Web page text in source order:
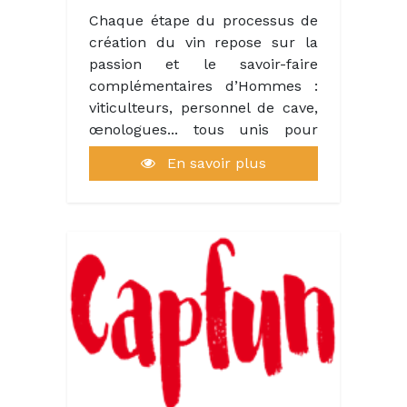
chaleureuse.
Chaque étape du processus de
création du vin repose sur la
passion et le savoir-faire
complémentaires d’Hommes :
viticulteurs, personnel de cave,
œnologues... tous unis pour
sublimer les vins de Vinovalie.
nos techniciens vignes, nos
viticulteurs font un travail
rigoureux de sélection
parcellaire, afin d’optimiser les
rendements et définir ainsi les
orientations de chaque vin. Un
soin particulier est apporté aux
raisins, en tant que garants
En savoir plus